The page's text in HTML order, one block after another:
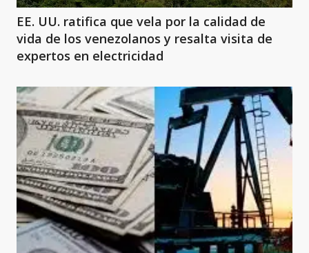
EE. UU. ratifica que vela por la calidad de
vida de los venezolanos y resalta visita de
expertos en electricidad